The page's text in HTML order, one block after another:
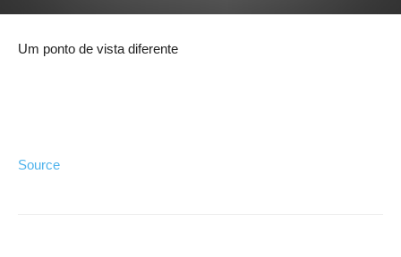
Um ponto de vista diferente
Source